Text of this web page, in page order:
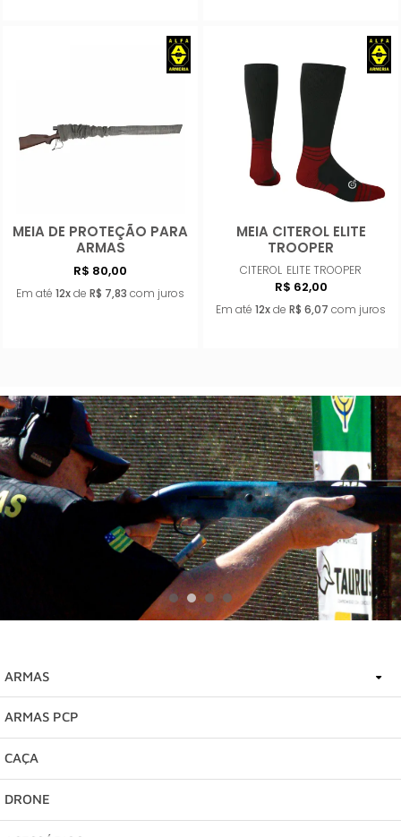
MEIA DE PROTEÇÃO PARA
ARMAS
R$ 80,00
Em até 12xde R$ 7,83 com juros
Comprar
MEIA CITEROL ELITE
TROOPER
CITEROL ELITE TROOPER
R$ 62,00
Em até 12xde R$ 6,07 com juros
ARMAS
ARMAS SEGUNDA MÃO
ARMAS PCP
CAÇA
DRONE